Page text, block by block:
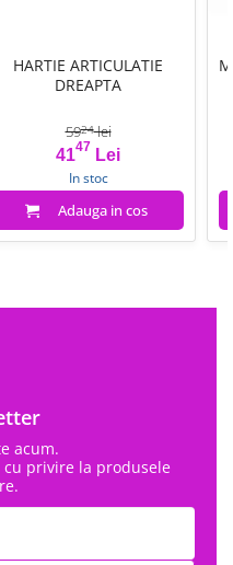
HARTIE ARTICULATIE
DREAPTA
Pret
4147 Lei
Pret de baza
5924lei
In stoc
Adauga in cos
acum.
privire la produsele